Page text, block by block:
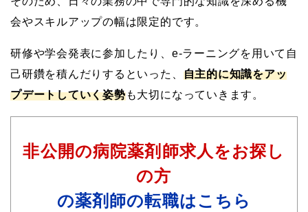
会やスキルアップの幅は限定的です。
研修や学会発表に参加したり、e-ラーニングを用いて自
己研鑽を積んだりするといった、 自主的に知識をアッ
プデートしていく姿勢も大切になっていきます。
非公開の病院薬剤師求人をお探し
の方
の薬剤師の転職はこちら